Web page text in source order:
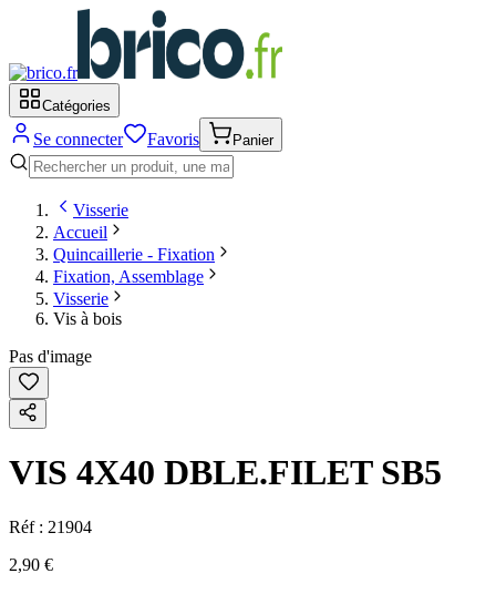
Catégories
Se connecter Favoris Panier
Visserie
Accueil
Quincaillerie - Fixation
Fixation, Assemblage
Visserie
Vis à bois
Pas d'image
VIS 4X40 DBLE.FILET SB5
Réf : 21904
2,90 €